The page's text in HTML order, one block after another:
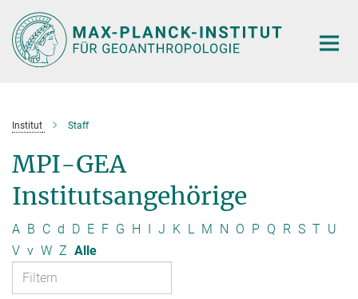
Hauptinhalt
Institut Staff
MPI-GEA
Institutsangehörige
A B C d D E F G H I J K L M N O P Q R S T U
V v W Z Alle